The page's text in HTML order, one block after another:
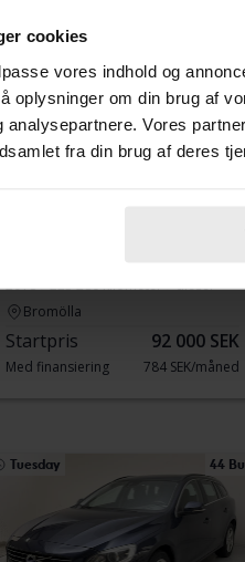
cookies
vores indhold og
oplysninger om din brug af
analysepartnere. Vores
fra din brug af deres
2018
223 280 kilometer
diesel
Bromölla
Startpris 92 000 SEK
Med finansiering 784 SEK/måned
Tuesday 44